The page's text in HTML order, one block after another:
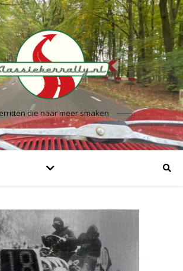
die naar meer smaken